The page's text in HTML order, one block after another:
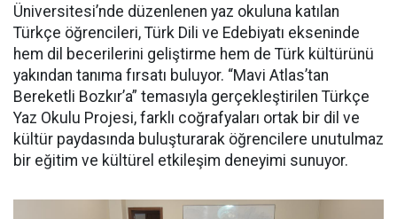
Üniversitesi’nde düzenlenen yaz okuluna katılan
Türkçe öğrencileri, Türk Dili ve Edebiyatı ekseninde
hem dil becerilerini geliştirme hem de Türk kültürünü
yakından tanıma fırsatı buluyor. “Mavi Atlas’tan
Bereketli Bozkır’a” temasıyla gerçekleştirilen Türkçe
Yaz Okulu Projesi, farklı coğrafyaları ortak bir dil ve
kültür paydasında buluşturarak öğrencilere unutulmaz
bir eğitim ve kültürel etkileşim deneyimi sunuyor.